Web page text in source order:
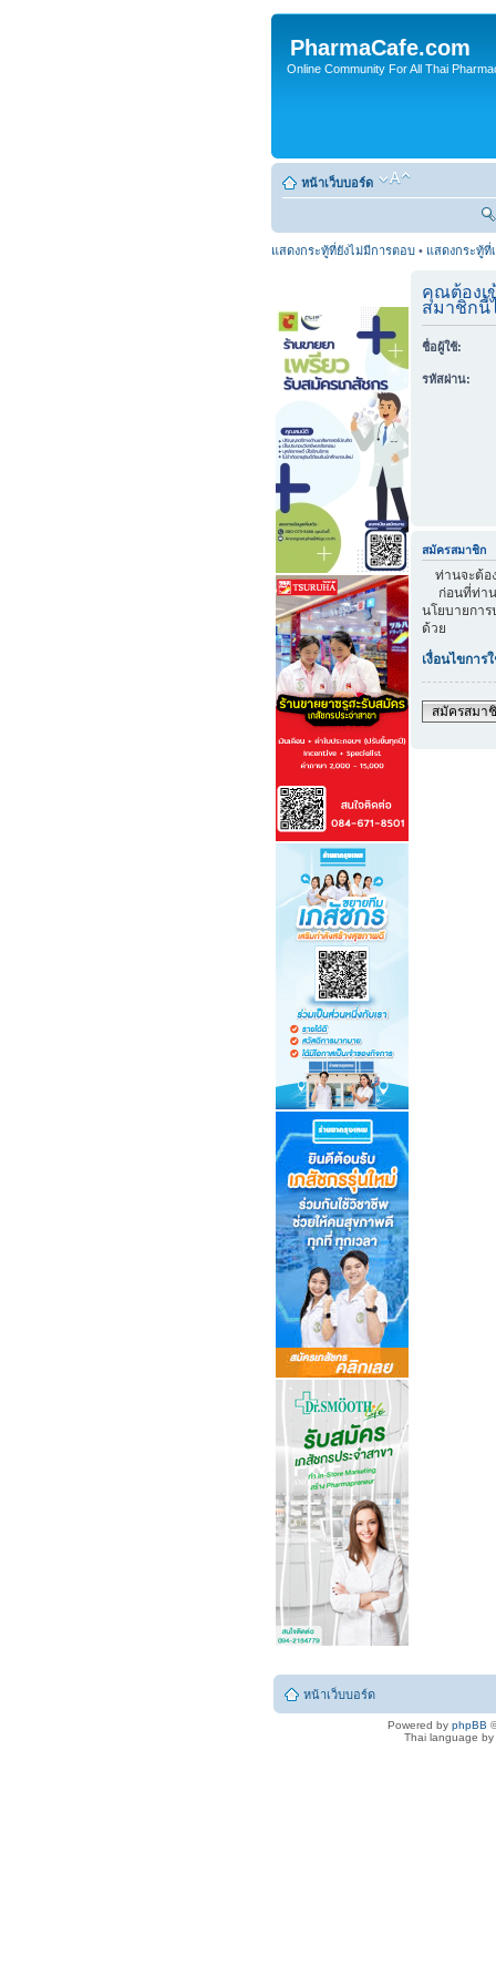
PharmaCafe.com
Online Community For All Thai
หน้าเว็บบอร์ด
แสดงกระทู้ที่ยังไม่มีการตอบ • แสดงกระทู้ที่
คุณต้องเ
สมาชิกนี้
ชื่อผู้ใช้:
รหัสผ่าน:
สมัครสมาชิก
ท่านจะต้อ
ก่อนที่ท่าน
นโยบายกา
ด้วย
เงื่อนไขการ
สมัครสมา
หน้าเว็บบอร์ด
Powered by phpBB
Thai language by